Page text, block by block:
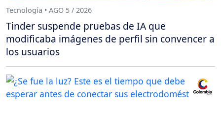
Tecnología • AGO 5 / 2026
Tinder suspende pruebas de IA que
modificaba imágenes de perfil sin convencer a
los usuarios